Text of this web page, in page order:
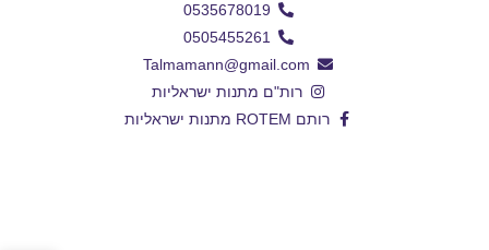
0535678019
0505455261
Talmamann@gmail.com
רות"ם מתנות ישראליות
רותם ROTEM מתנות ישראליות